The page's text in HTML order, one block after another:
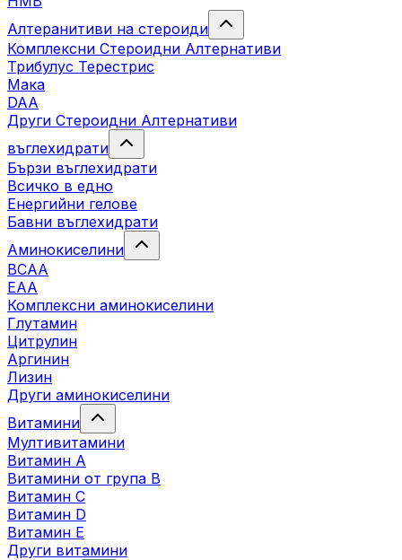
Алтеранитиви на стероиди
Комплексни Стероидни Алтернативи
Трибулус Терестрис
Maка
DAA
Други Стероидни Алтернативи
въглехидрати
Бързи въглехидрати
Всичко в едно
Енергийни гелове
Бавни въглехидрати
Аминокиселини
BCAA
EAA
Комплексни аминокиселини
Глутамин
Цитрулин
Аргинин
Лизин
Други аминокиселини
Витамини
Мултивитамини
Витамин А
Витамини от група B
Витамин C
Витамин D
Витамин E
Други витамини